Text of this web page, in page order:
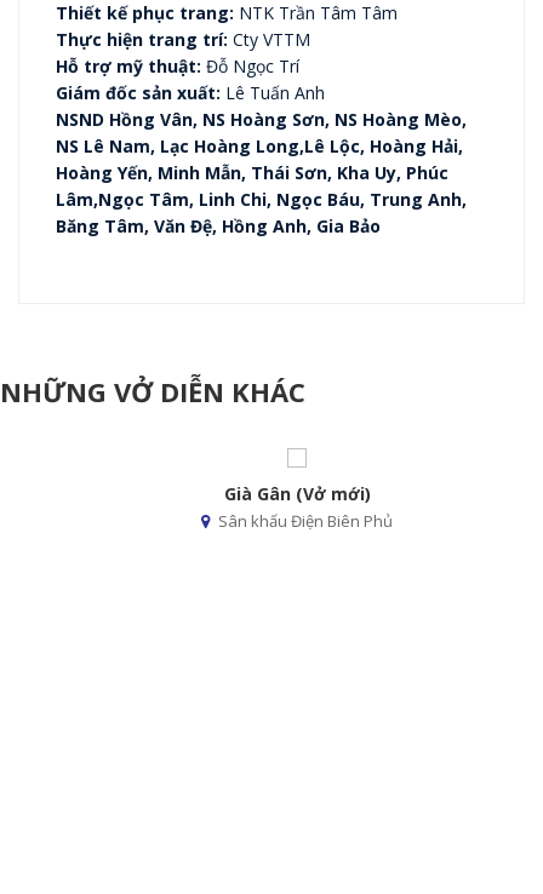
Thiết kế phục trang: NTK Trần Tâm Tâm
Thực hiện trang trí: Cty VTTM
Hỗ trợ mỹ thuật: Đỗ Ngọc Trí
Giám đốc sản xuất: Lê Tuấn Anh
NSND Hồng Vân, NS Hoàng Sơn, NS Hoàng Mèo,
NS Lê Nam, Lạc Hoàng Long,Lê Lộc, Hoàng Hải,
Hoàng Yến, Minh Mẫn, Thái Sơn, Kha Uy, Phúc
Lâm,Ngọc Tâm, Linh Chi, Ngọc Báu, Trung Anh,
Băng Tâm, Văn Đệ, Hồng Anh, Gia Bảo
NHỮNG VỞ DIỄN KHÁC
Già Gân (Vở mới)
Sân khấu Điện Biên Phủ